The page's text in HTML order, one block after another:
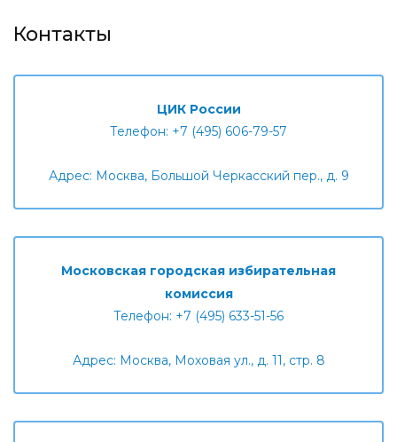
Контакты
ЦИК России
Телефон: +7 (495) 606-79-57
Адрес: Москва, Большой Черкасский пер., д. 9
Московская городская избирательная
комиссия
Телефон: +7 (495) 633-51-56
Адрес: Москва, Моховая ул., д. 11, стр. 8